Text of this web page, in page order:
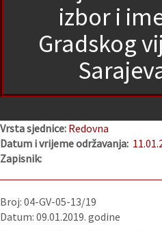
izbor i
Gradskog
Vrsta sjednice: Redovna
Datum i vrijeme održavanja:
Zapisnik:
Broj: 04-GV-05-13/19
Datum: 09.01.2019. godine